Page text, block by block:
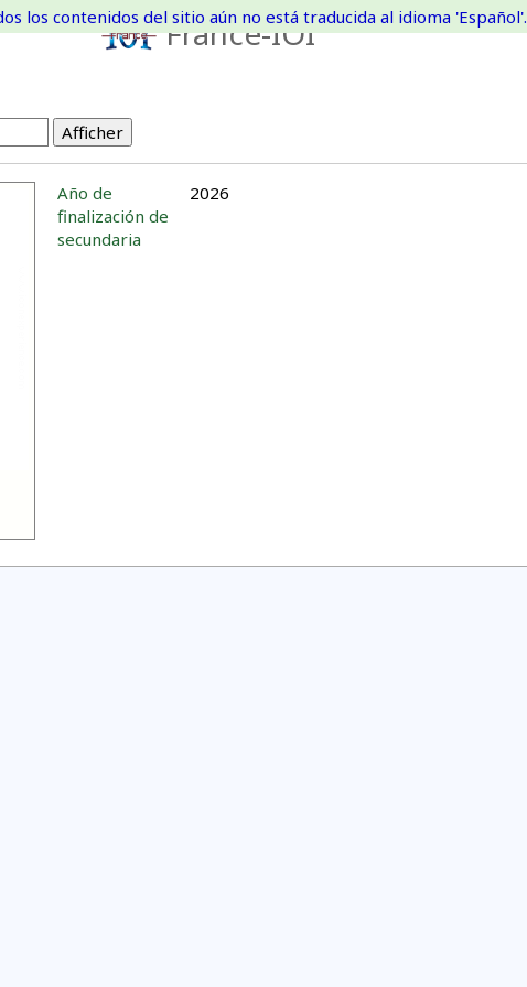
France-IOI
los contenidos del sitio aún no está traducida al idioma 'Español'.
Año de
finalización de
secundaria
2026